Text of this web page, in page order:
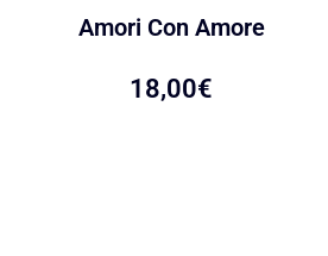
Amori Con Amore
18,00€